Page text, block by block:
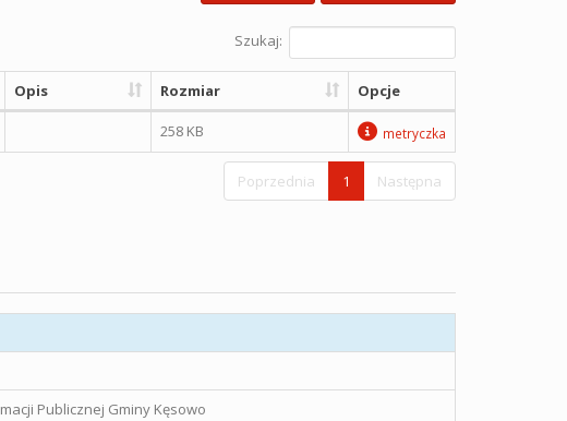
Szukaj:
Opis Rozmiar Opcje
258 KB metryczka
Poprzednia 1 Następna
Publicznej Gminy Kęsowo